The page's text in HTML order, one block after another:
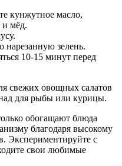
кунжутное масло,
и мёд.
нарезанную зелень.
10-15 минут перед
свежих овощных салатов
для рыбы или курицы.
обогащают блюда
благодаря высокому
Экспериментируйте с
свои любимые